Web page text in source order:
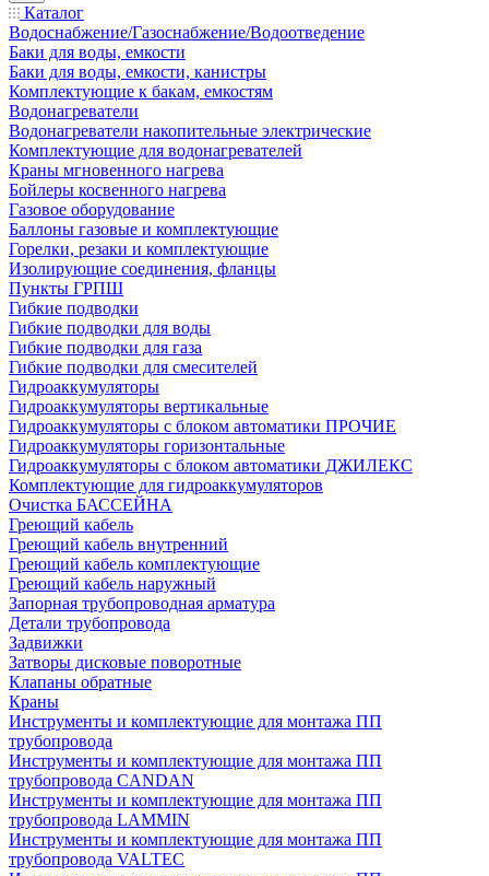
Каталог
Водоснабжение/Газоснабжение/Водоотведение
Баки для воды, емкости
Баки для воды, емкости, канистры
Комплектующие к бакам, емкостям
Водонагреватели
Водонагреватели накопительные электрические
Комплектующие для водонагревателей
Краны мгновенного нагрева
Бойлеры косвенного нагрева
Газовое оборудование
Баллоны газовые и комплектующие
Горелки, резаки и комплектующие
Изолирующие соединения, фланцы
Пункты ГРПШ
Гибкие подводки
Гибкие подводки для воды
Гибкие подводки для газа
Гибкие подводки для смесителей
Гидроаккумуляторы
Гидроаккумуляторы вертикальные
Гидроаккумуляторы с блоком автоматики ПРОЧИЕ
Гидроаккумуляторы горизонтальные
Гидроаккумуляторы с блоком автоматики ДЖИЛЕКС
Комплектующие для гидроаккумуляторов
Очистка БАССЕЙНА
Греющий кабель
Греющий кабель внутренний
Греющий кабель комплектующие
Греющий кабель наружный
Запорная трубопроводная арматура
Детали трубопровода
Задвижки
Затворы дисковые поворотные
Клапаны обратные
Краны
Инструменты и комплектующие для монтажа ПП
трубопровода
Инструменты и комплектующие для монтажа ПП
трубопровода CANDAN
Инструменты и комплектующие для монтажа ПП
трубопровода LAMMIN
Инструменты и комплектующие для монтажа ПП
трубопровода VALTEC